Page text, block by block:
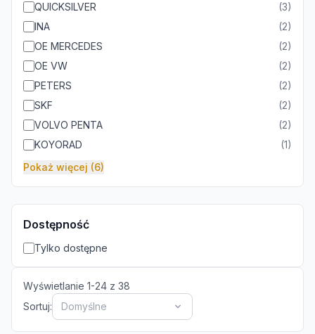
QUICKSILVER
(3)
INA
(2)
OE MERCEDES
(2)
OE VW
(2)
PETERS
(2)
SKF
(2)
VOLVO PENTA
(2)
KOYORAD
(1)
Pokaż więcej (6)
Dostępność
Tylko dostępne
Wyświetlanie 1-24 z 38
Sortuj:
Domyślne